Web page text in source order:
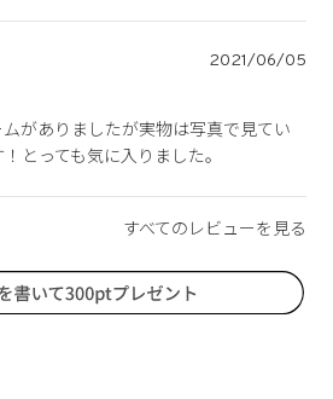
2021/06/05
がありましたが実物は写真で見てい
とっても気に入りました。